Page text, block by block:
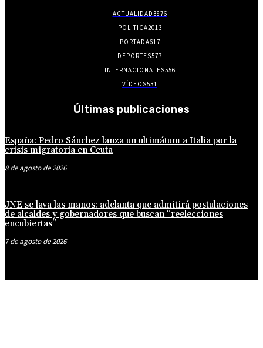
ACTUALIDAD3876
POLITICA2013
PORTADA617
DEPORTES577
INTERNACIONALES556
VÍDEOS531
Últimas publicaciones
España: Pedro Sánchez lanza un ultimátum a Italia por la
crisis migratoria en Ceuta
8 de agosto de 2026
JNE se lava las manos: adelanta que admitirá postulaciones
de alcaldes y gobernadores que buscan “reelecciones
encubiertas”
7 de agosto de 2026